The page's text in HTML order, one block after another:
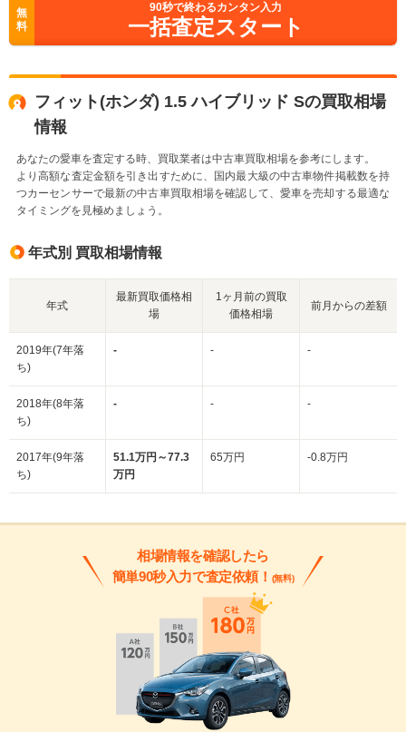
無
料
90秒で終わるカンタン入力
一括査定スタート
フィット(ホンダ) 1.5 ハイブリッド Sの買取相場
情報
あなたの愛車を査定する時、買取業者は中古車買取相場を参考にします。
より高額な査定金額を引き出すために、国内最大級の中古車物件掲載数を持
つカーセンサーで最新の中古車買取相場を確認して、愛車を売却する最適な
タイミングを見極めましょう。
年式別 買取相場情報
年式
最新買取価格相
場
1ヶ月前の買取
価格相場
前月からの差額
2019年(7年落
ち)
- - -
2018年(8年落
ち)
- - -
2017年(9年落
ち)
51.1万円～77.3
万円
65万円 -0.8万円
相場情報を確認したら
簡単90秒入力で査定依頼！ (無料)